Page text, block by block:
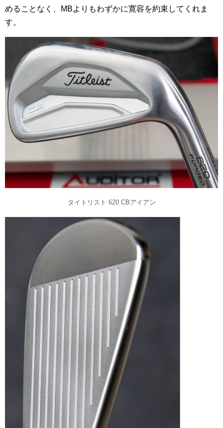
めることなく、MBよりもわずかに寛容を約束してくれま
す。
タイトリスト 620 CBアイアン